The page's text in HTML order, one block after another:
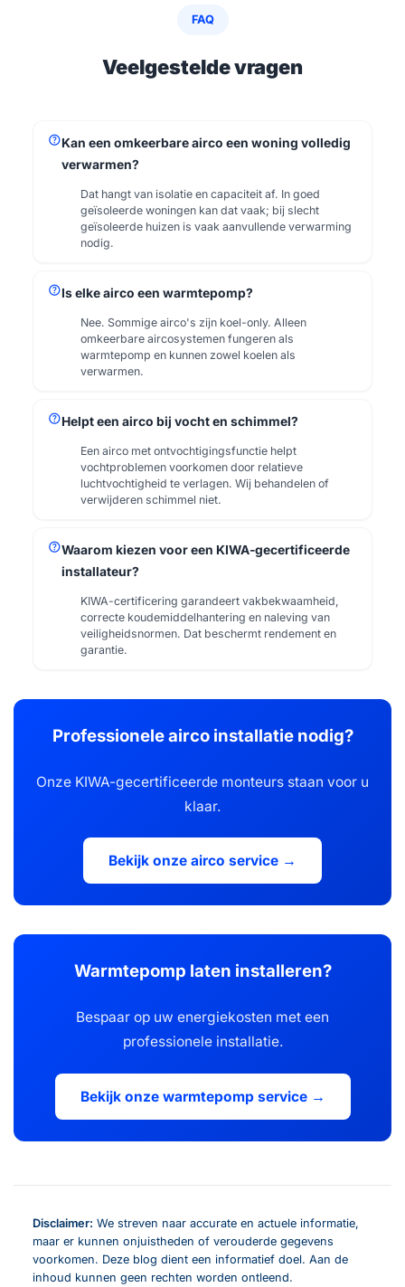
FAQ
Veelgestelde vragen
helpKan een omkeerbare airco een woning volledig
verwarmen?
Dat hangt van isolatie en capaciteit af. In goed
geïsoleerde woningen kan dat vaak; bij slecht
geïsoleerde huizen is vaak aanvullende verwarming
nodig.
helpIs elke airco een warmtepomp?
Nee. Sommige airco's zijn koel-only. Alleen
omkeerbare aircosystemen fungeren als
warmtepomp en kunnen zowel koelen als
verwarmen.
helpHelpt een airco bij vocht en schimmel?
Een airco met ontvochtigingsfunctie helpt
vochtproblemen voorkomen door relatieve
luchtvochtigheid te verlagen. Wij behandelen of
verwijderen schimmel niet.
helpWaarom kiezen voor een KIWA-gecertificeerde
installateur?
KIWA-certificering garandeert vakbekwaamheid,
correcte koudemiddelhantering en naleving van
veiligheidsnormen. Dat beschermt rendement en
garantie.
Professionele airco installatie nodig?
Onze KIWA-gecertificeerde monteurs staan voor u
klaar.
Bekijk onze airco service →
Warmtepomp laten installeren?
Bespaar op uw energiekosten met een
professionele installatie.
Bekijk onze warmtepomp service →
Disclaimer: We streven naar accurate en actuele informatie,
maar er kunnen onjuistheden of verouderde gegevens
voorkomen. Deze blog dient een informatief doel. Aan de
inhoud kunnen geen rechten worden ontleend.